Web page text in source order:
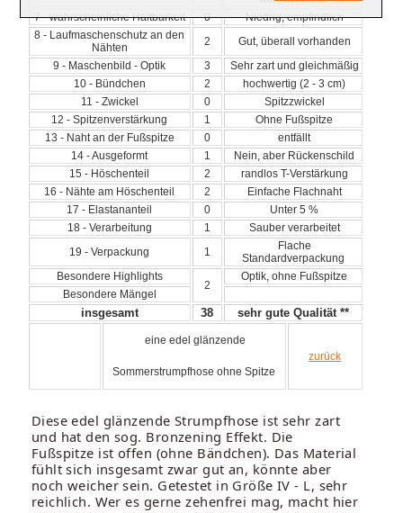
7 - wahrscheinliche Haltbarkeit
0
Niedrig, empfindlich
8 - Laufmaschenschutz an den
Nähten
2
Gut, überall vorhanden
9 - Maschenbild - Optik
3
Sehr zart und gleichmäßig
10 - Bündchen
2
hochwertig (2 - 3 cm)
11 - Zwickel
0
Spitzzwickel
12 - Spitzenverstärkung
1
Ohne Fußspitze
13 - Naht an der Fußspitze
0
entfällt
14 - Ausgeformt
1
Nein, aber Rückenschild
15 - Höschenteil
2
randlos T-Verstärkung
16 - Nähte am Höschenteil
2
Einfache Flachnaht
17 - Elastananteil
0
Unter 5 %
18 - Verarbeitung
1
Sauber verarbeitet
19 - Verpackung
1
Flache
Standardverpackung
Besondere Highlights
2
Optik, ohne Fußspitze
Besondere Mängel
insgesamt 38 sehr gute Qualität **
eine edel glänzende
Sommerstrumpfhose ohne Spitze
zurück
Diese edel glänzende Strumpfhose ist sehr zart
und hat den sog. Bronzening Effekt. Die
Fußspitze ist offen (ohne Bändchen). Das Material
fühlt sich insgesamt zwar gut an, könnte aber
noch weicher sein. Getestet in Größe IV - L, sehr
reichlich. Wer es gerne zehenfrei mag, macht hier